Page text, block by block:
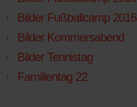
Bilder Fußballcamp 2016
Bilder Kommersabend
Bilder Tennistag
Familientag 22